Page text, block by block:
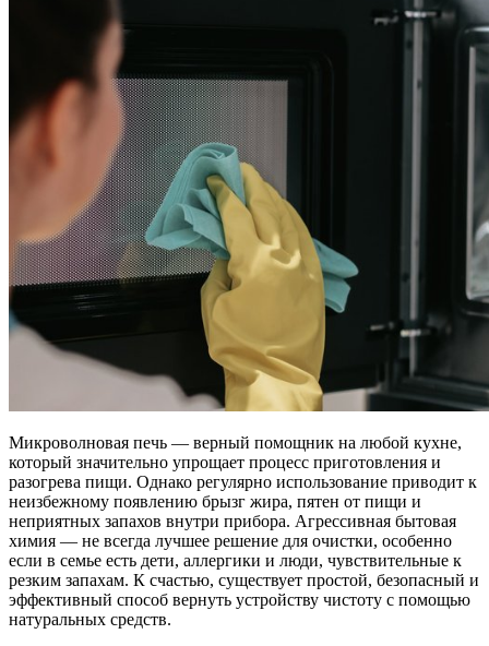
Микроволновая печь — верный помощник на любой кухне,
который значительно упрощает процесс приготовления и
разогрева пищи. Однако регулярно использование приводит к
неизбежному появлению брызг жира, пятен от пищи и
неприятных запахов внутри прибора. Агрессивная бытовая
химия — не всегда лучшее решение для очистки, особенно
если в семье есть дети, аллергики и люди, чувствительные к
резким запахам. К счастью, существует простой, безопасный и
эффективный способ вернуть устройству чистоту с помощью
натуральных средств.